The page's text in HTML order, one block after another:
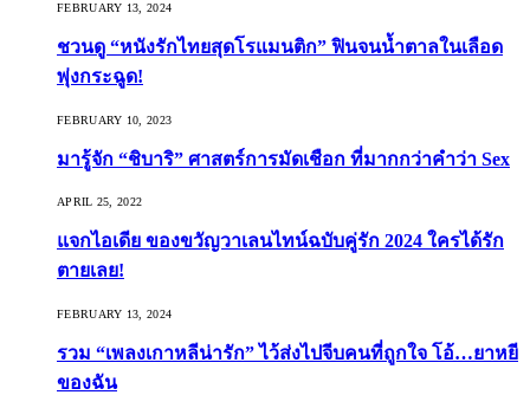
FEBRUARY 13, 2024
ชวนดู “หนังรักไทยสุดโรแมนติก” ฟินจนน้ำตาลในเลือด
พุ่งกระฉูด!
FEBRUARY 10, 2023
มารู้จัก “ชิบาริ” ศาสตร์การมัดเชือก ที่มากกว่าคำว่า Sex
APRIL 25, 2022
แจกไอเดีย ของขวัญวาเลนไทน์ฉบับคู่รัก 2024 ใครได้รัก
ตายเลย!
FEBRUARY 13, 2024
รวม “เพลงเกาหลีน่ารัก” ไว้ส่งไปจีบคนที่ถูกใจ โอ้…ยาหยี
ของฉัน